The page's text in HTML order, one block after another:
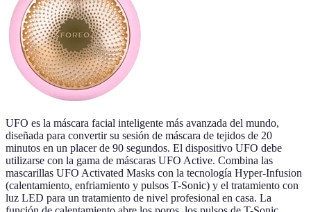
UFO es la máscara facial inteligente más avanzada del mundo,
diseñada para convertir su sesión de máscara de tejidos de 20
minutos en un placer de 90 segundos. El dispositivo UFO debe
utilizarse con la gama de máscaras UFO Active. Combina las
mascarillas UFO Activated Masks con la tecnología Hyper-Infusion
(calentamiento, enfriamiento y pulsos T-Sonic) y el tratamiento con
luz LED para un tratamiento de nivel profesional en casa. La